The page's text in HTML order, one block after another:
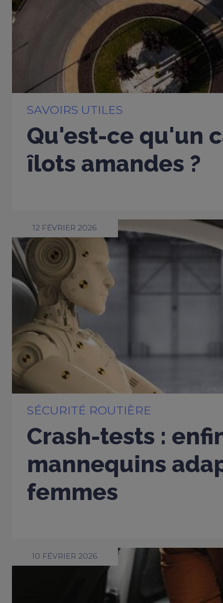
SAVOIRS UTILES
Qu'est-ce qu'un
îlots amandes ?
12 FÉVRIER 2026
SÉCURITÉ ROUTIÈRE
Crash-tests :
mannequins
femmes
10 FÉVRIER 2026